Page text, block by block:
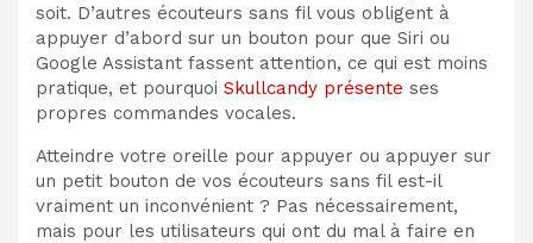
soit. D’autres écouteurs sans fil vous obligent à
appuyer d’abord sur un bouton pour que Siri ou
Google Assistant fassent attention, ce qui est moins
pratique, et pourquoi Skullcandy présente ses
propres commandes vocales.
Atteindre votre oreille pour appuyer ou appuyer sur
un petit bouton de vos écouteurs sans fil est-il
vraiment un inconvénient ? Pas nécessairement,
mais pour les utilisateurs qui ont du mal à faire en